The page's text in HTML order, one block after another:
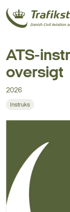
ATS-
oversigt
2026
Instruks